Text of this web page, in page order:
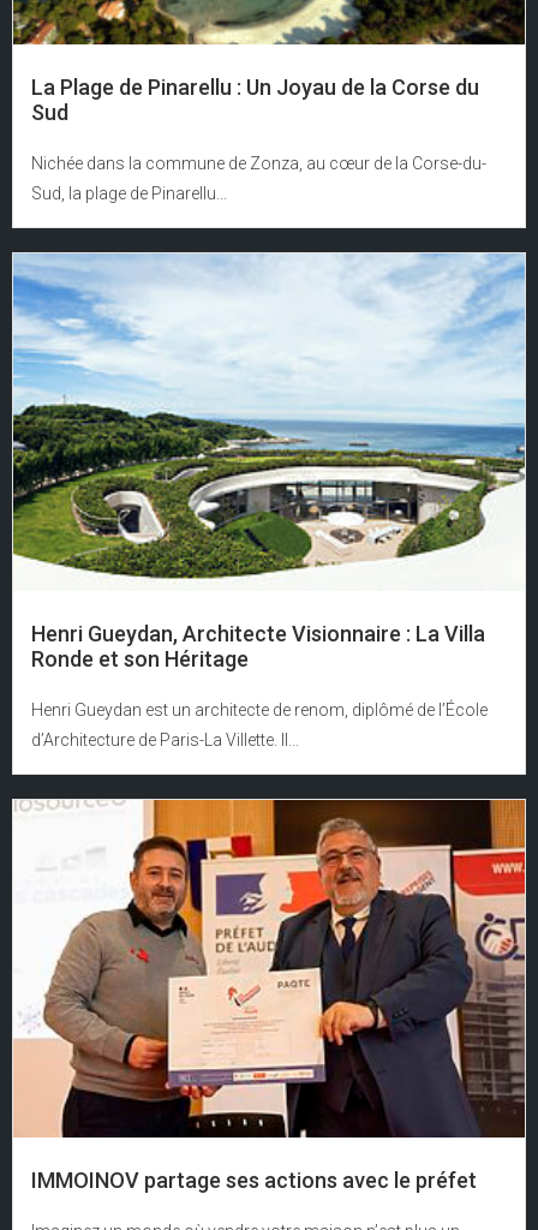
La Plage de Pinarellu : Un Joyau de la Corse du
Sud
Nichée dans la commune de Zonza, au cœur de la Corse-du-
Sud, la plage de Pinarellu...
Henri Gueydan, Architecte Visionnaire : La Villa
Ronde et son Héritage
Henri Gueydan est un architecte de renom, diplômé de l’École
d’Architecture de Paris-La Villette. Il...
IMMOINOV partage ses actions avec le préfet